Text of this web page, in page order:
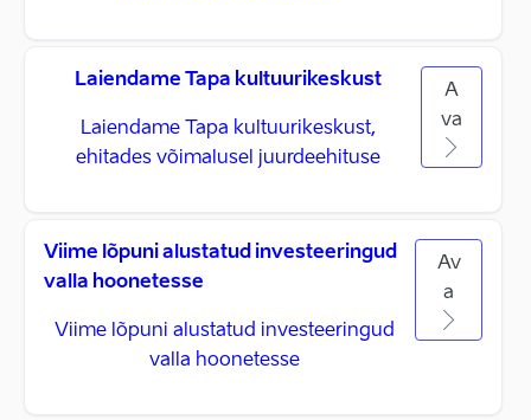
Laiendame Tapa kultuurikeskust
Laiendame Tapa kultuurikeskust,
ehitades võimalusel juurdeehituse​
A
va
Viime lõpuni alustatud investeeringud
valla hoonetesse
Viime lõpuni alustatud investeeringud
valla hoonetesse
Av
a